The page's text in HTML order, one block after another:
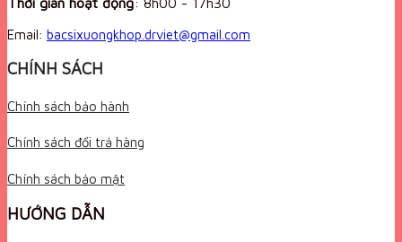
Email: bacsixuongkhop.drviet@gmail.com
CHÍNH SÁCH
Chính sách bảo hành
Chính sách đổi trả hàng
Chính sách bảo mật
HƯỚNG DẪN